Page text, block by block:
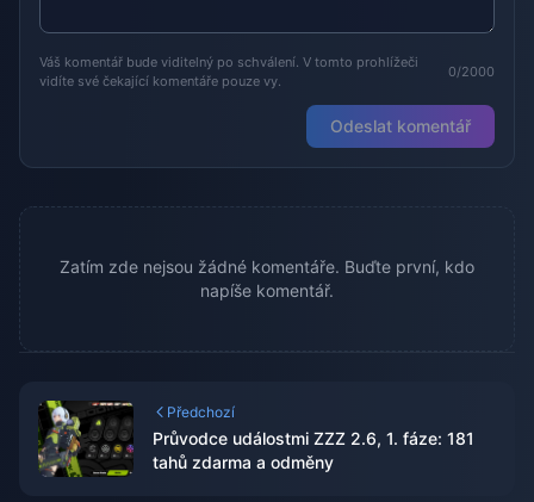
Váš komentář bude viditelný po schválení. V tomto prohlížeči
vidíte své čekající komentáře pouze vy.
0/2000
Odeslat komentář
Zatím zde nejsou žádné komentáře. Buďte první, kdo
napíše komentář.
Předchozí
Průvodce událostmi ZZZ 2.6, 1. fáze: 181
tahů zdarma a odměny